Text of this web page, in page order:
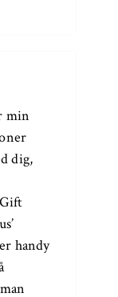
min
dig,
handy